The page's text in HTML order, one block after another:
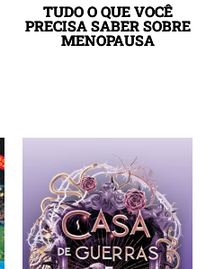
TUDO O QUE VOCÊ
PRECISA SABER SOBRE
MENOPAUSA